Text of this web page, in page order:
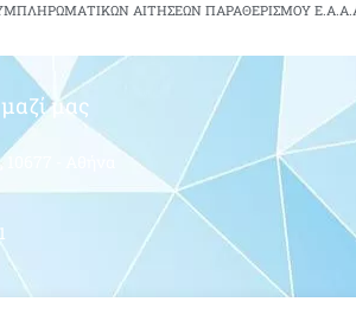
ΑΙΤΗΣΕΩΝ ΠΑΡΑΘΕΡΙΣΜΟΥ
μας
- Αθήνα